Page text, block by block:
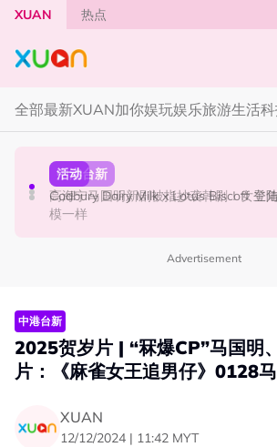
Skip to main content
XUAN 热点
全部最新XUAN加你娱玩娱乐旅游生活
熬夜看戏
熬夜看戏｜《鬼谜东宫》人比鬼更可怕
全剧
中港台新
高海宁马国明新剧被指抄袭韩剧！女主
模一样
活动
Cadbury Dairy Milk x Lotus Biscoff 登
Advertisement
中港台新
2025贺岁片 | “冧爆CP”马国明
片：《麻雀女王追男仔》0128
XUAN
12/12/2024 | 11:42 MYT